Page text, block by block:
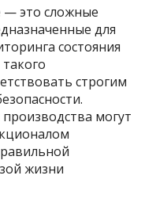
— это сложные
для
состояния
строгим
могут
жизни